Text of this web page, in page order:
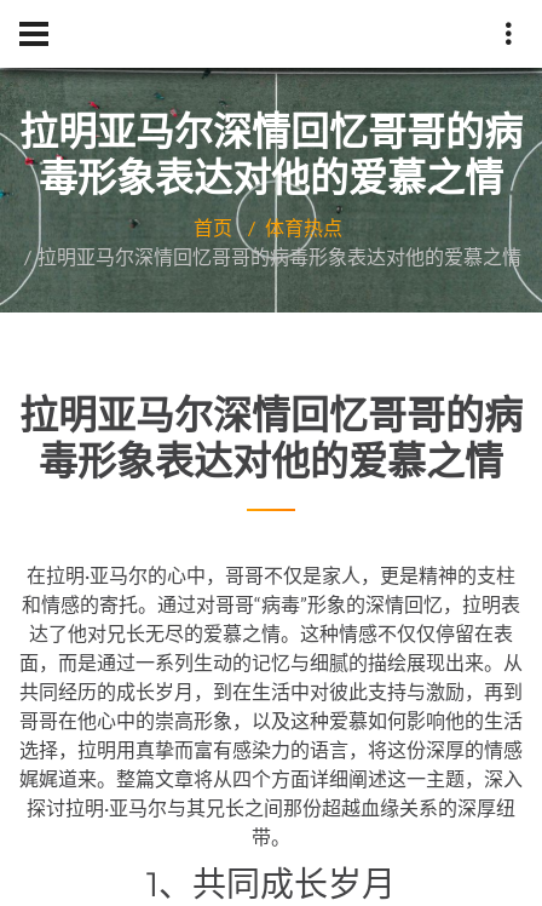
拉明亚马尔深情回忆哥哥的病
毒形象表达对他的爱慕之情
首页
体育热点
拉明亚马尔深情回忆哥哥的病毒形象表达对他的爱慕之情
拉明亚马尔深情回忆哥哥的病
毒形象表达对他的爱慕之情
在拉明·亚马尔的心中，哥哥不仅是家人，更是精神的支柱
和情感的寄托。通过对哥哥“病毒”形象的深情回忆，拉明表
达了他对兄长无尽的爱慕之情。这种情感不仅仅停留在表
面，而是通过一系列生动的记忆与细腻的描绘展现出来。从
共同经历的成长岁月，到在生活中对彼此支持与激励，再到
哥哥在他心中的崇高形象，以及这种爱慕如何影响他的生活
选择，拉明用真挚而富有感染力的语言，将这份深厚的情感
娓娓道来。整篇文章将从四个方面详细阐述这一主题，深入
探讨拉明·亚马尔与其兄长之间那份超越血缘关系的深厚纽
带。
1、共同成长岁月